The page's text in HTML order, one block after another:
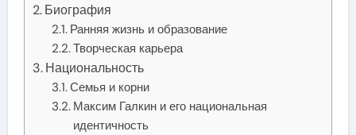
Биография
Ранняя жизнь и образование
Творческая карьера
Национальность
Семья и корни
Максим Галкин и его национальная
идентичность